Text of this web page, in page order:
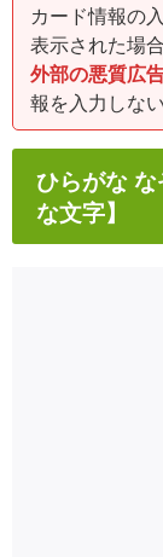
カード情報の
表示された場
外部の悪質広
報を入力しな
ひらがな
な文字】